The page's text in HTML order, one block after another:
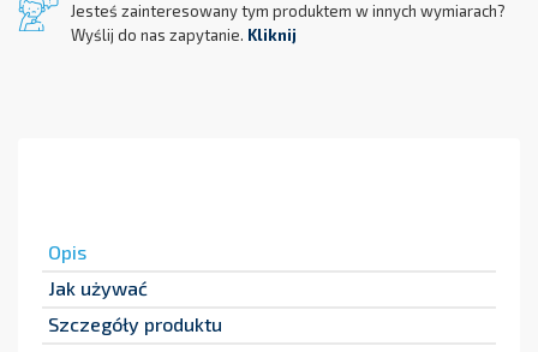
Jesteś zainteresowany tym produktem w innych wymiarach?
Wyślij do nas zapytanie. Kliknij
Opis
Jak używać
Szczegóły produktu